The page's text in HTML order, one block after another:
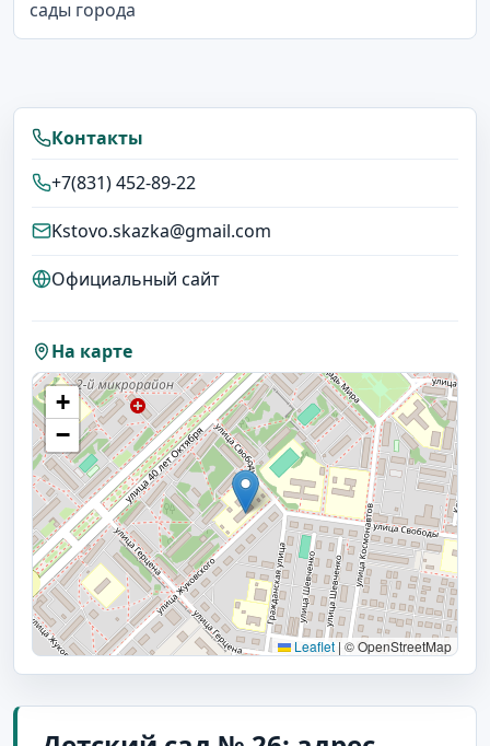
сады города
Контакты
+7(831) 452-89-22
Kstovo.skazka@gmail.com
Официальный сайт
На карте
+
−
Leaflet | © OpenStreetMap